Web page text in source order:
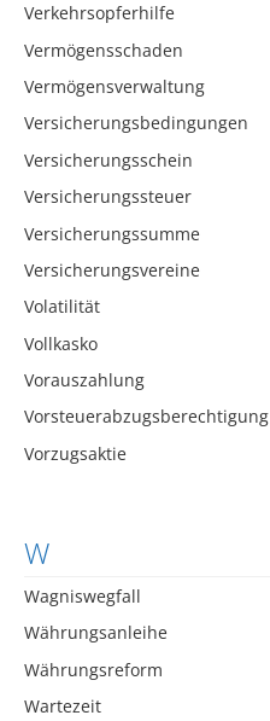
Verkehrsopferhilfe
Vermögensschaden
Vermögensverwaltung
Versicherungsbedingungen
Versicherungsschein
Versicherungssteuer
Versicherungssumme
Versicherungsvereine
Volatilität
Vollkasko
Vorauszahlung
Vorsteuerabzugsberechtigung
Vorzugsaktie
W
Wagniswegfall
Währungsanleihe
Währungsreform
Wartezeit